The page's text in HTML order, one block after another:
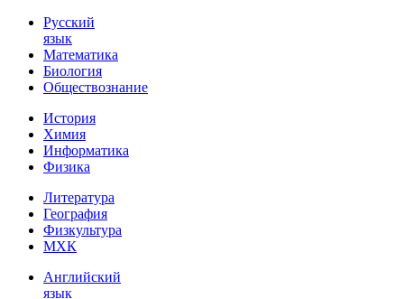
Русский
язык
Математика
Биология
Обществознание
История
Химия
Информатика
Физика
Литература
География
Физкультура
МХК
Английский
язык